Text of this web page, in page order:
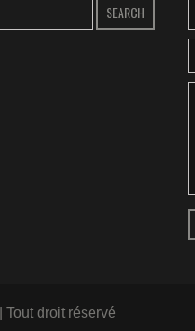
SEARCH
droit réservé